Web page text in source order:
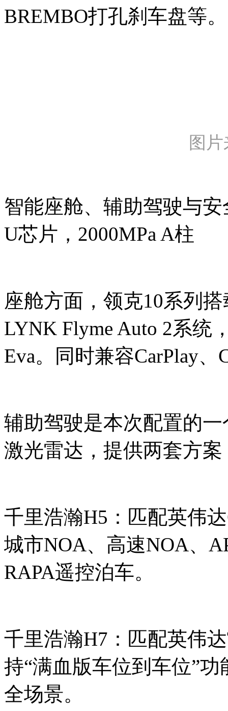
BREMBO打孔刹车盘等。
图
智能座舱、辅助驾驶与
U芯片，2000MPa A柱
座舱方面，领克10系列
LYNK Flyme Auto 2系统
Eva。同时兼容CarPlay
辅助驾驶是本次配置的
激光雷达，提供两套方案
千里浩瀚H5：匹配英伟
城市NOA、高速NOA、
RAPA遥控泊车。
千里浩瀚H7：匹配英伟
持“满血版车位到车位”
全场景。